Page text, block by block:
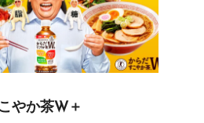
やか茶W＋